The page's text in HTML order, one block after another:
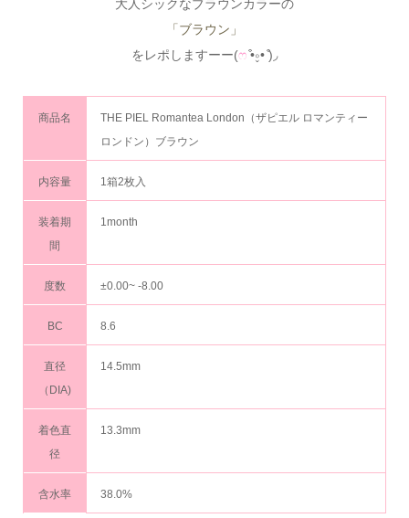
大人シックなブラウンカラーの
「ブラウン」
をレポしますーー(ෆ͒•∘̬• ͒)◞
商品名
THE PIEL Romantea London（ザピエル ロマンティー
ロンドン）ブラウン
内容量 1箱2枚入
装着期
間
1month
度数 ±0.00~ -8.00
BC 8.6
直径
（DIA)
14.5mm
着色直
径
13.3mm
含水率 38.0%